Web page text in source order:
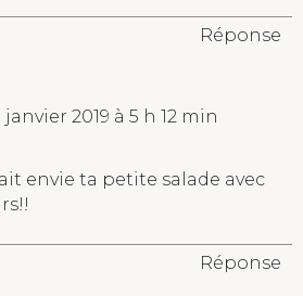
Réponse
janvier 2019 à 5 h 12 min
envie ta petite salade avec
Réponse